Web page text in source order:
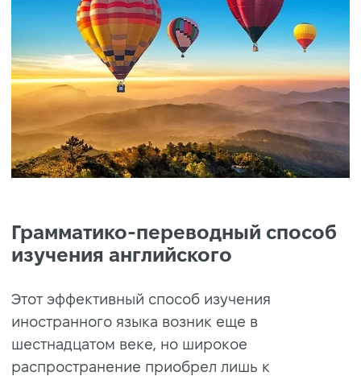
Грамматико-переводный способ
изучения английского
Этот эффективный способ изучения
иностранного языка возник еще в
шестнадцатом веке, но широкое
распространение приобрел лишь к